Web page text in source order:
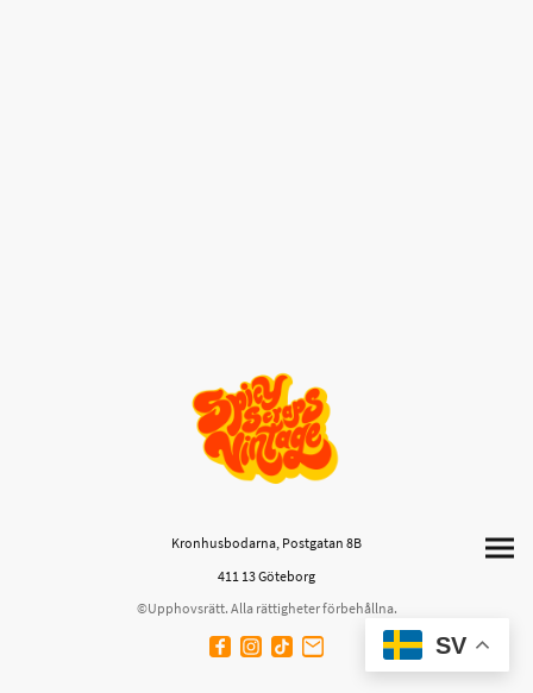
Kronhusbodarna, Postgatan 8B
411 13 Göteborg
©Upphovsrätt. Alla rättigheter förbehållna.
SV